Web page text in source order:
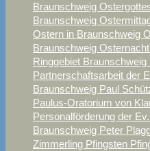
Braunschweig
Braunschweig
Ostern in Braunschweig
Braunschweig
Ringgebiet Braunschweig
Partnerschaftsarbeit der
Braunschweig Paul
Paulus-Oratorium von
Personalförderung der
Braunschweig Peter
Zimmerling Pfingsten